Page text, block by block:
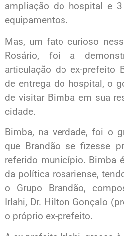
ampliação do hospital e
equipamentos.
Mas, um fato curioso
Rosário, foi a
articulação do ex-prefeito
de entrega do hospital, o
de visitar Bimba em sua
cidade.
Bimba, na verdade, foi o
que Brandão se fizesse
referido município. Bimba
da política rosariense,
o Grupo Brandão,
Irlahi, Dr. Hilton Gonçalo
o próprio ex-prefeito.